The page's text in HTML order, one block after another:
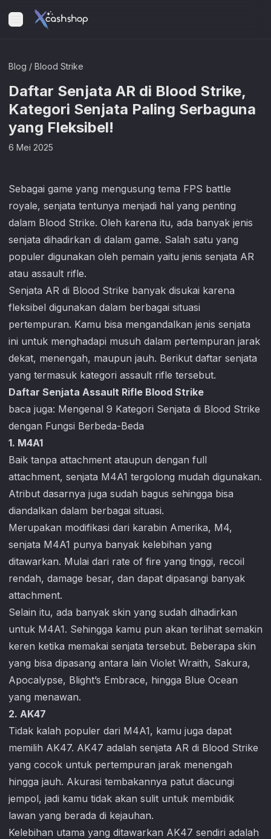
Blog / Blood Strike
Daftar Senjata AR di Blood Strike,
Kategori Senjata Paling Serbaguna
yang Fleksibel!
6 Mei 2025
Sebagai game yang mengusung tema FPS battle
royale, senjata tentunya menjadi hal yang penting
dalam Blood Strike. Oleh karena itu, ada banyak jenis
senjata dihadirkan di dalam game. Salah satu yang
populer digunakan oleh pemain yaitu jenis senjata AR
atau assault rifle.
Senjata AR di Blood Strike banyak disukai karena
fleksibel digunakan dalam berbagai situasi
pertempuran. Kamu bisa mengandalkan jenis senjata
ini untuk menghadapi musuh dalam pertempuran jarak
dekat, menengah, maupun jauh. Berikut daftar senjata
yang termasuk kategori assault rifle tersebut.
Daftar Senjata Assault Rifle Blood Strike
baca juga: Mengenal 9 Kategori Senjata di Blood Strike
dengan Fungsi Berbeda-Beda
1. M4A1
Baik tanpa attachment ataupun dengan full
attachment, senjata M4A1 tergolong mudah digunakan.
Atribut dasarnya juga sudah bagus sehingga bisa
diandalkan dalam berbagai situasi.
Merupakan modifikasi dari karabin Amerika, M4,
senjata M4A1 punya banyak kelebihan yang
ditawarkan. Mulai dari rate of fire yang tinggi, recoil
rendah, damage besar, dan dapat dipasangi banyak
attachment.
Selain itu, ada banyak skin yang sudah dihadirkan
untuk M4A1. Sehingga kamu pun akan terlihat semakin
keren ketika memakai senjata tersebut. Beberapa skin
yang bisa dipasang antara lain Violet Wraith, Sakura,
Apocalypse, Blight’s Embrace, hingga Blue Ocean
yang menawan.
2. AK47
Tidak kalah populer dari M4A1, kamu juga dapat
memilih AK47. AK47 adalah senjata AR di Blood Strike
yang cocok untuk pertempuran jarak menengah
hingga jauh. Akurasi tembakannya patut diacungi
jempol, jadi kamu tidak akan sulit untuk membidik
lawan yang berada di kejauhan.
Kelebihan utama yang ditawarkan AK47 sendiri adalah